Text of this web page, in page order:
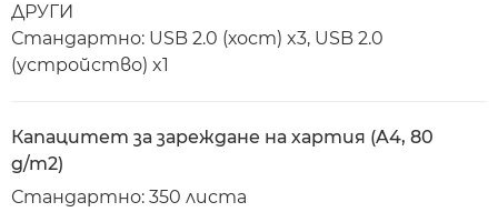
ДРУГИ
Стандартно: USB 2.0 (хост) x3, USB 2.0
(устройство) x1
Капацитет за зареждане на хартия (A4, 80
g/m2)
Стандартно: 350 листа